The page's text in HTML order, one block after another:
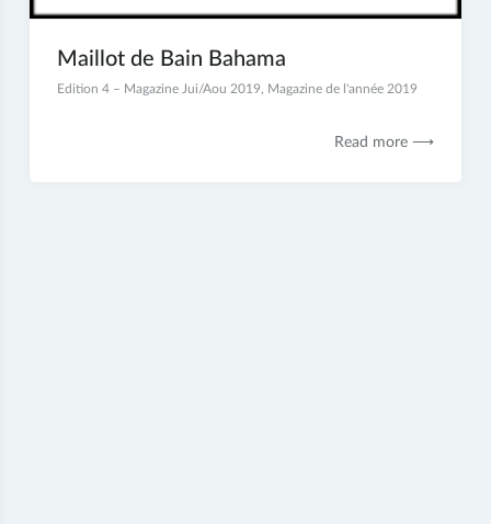
Maillot de Bain Bahama
17
Edition 4 – Magazine Jui/Aou 2019, Magazine de l'année 2019
Read more ⟶